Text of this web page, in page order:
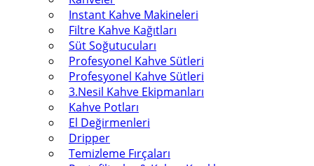
Instant Kahve Makineleri
Filtre Kahve Kağıtları
Süt Soğutucuları
Profesyonel Kahve Sütleri
Profesyonel Kahve Sütleri
3.Nesil Kahve Ekipmanları
Kahve Potları
El Değirmenleri
Dripper
Temizleme Fırçaları